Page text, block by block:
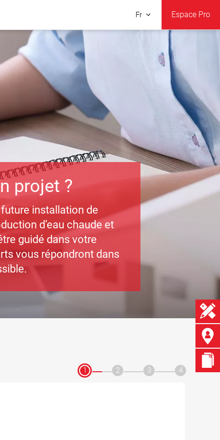
Fr Espace Pro
projet ?
installation de
d’eau chaude et
guidé dans votre
vous répondront dans
1 2 3 4